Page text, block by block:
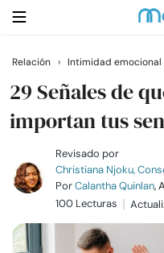
Buscar
Casarse
Relaciones
Familia
Relación › Intimidad emocional
29 Señales de
importan tus
Revisado por
Christiana Njoku,
PorCalantha Quinlan,
100 Lecturas